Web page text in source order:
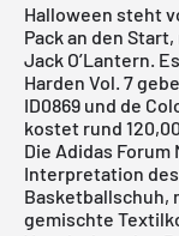
Halloween steht
Pack an den
Jack O’Lantern.
Harden Vol. 7
ID0869 und de
kostet rund
Die Adidas
Interpretation
Basketballschuh,
gemischte